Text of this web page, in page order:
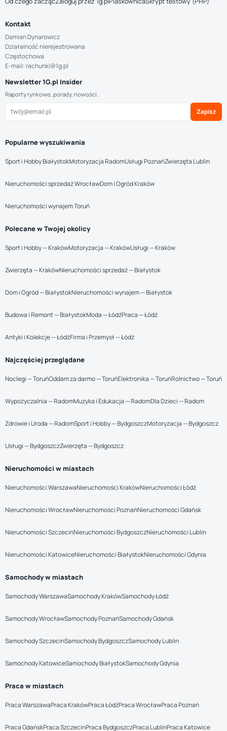
Kontakt
Damian Dynarowicz
Działalność nierejestrowana
Częstochowa
E-mail: rachunki@1g.pl
Newsletter 1G.pl Insider
Raporty rynkowe, porady, nowości.
Zapisz
Popularne wyszukiwania
Sport i Hobby BiałystokMotoryzacja RadomUsługi PoznańZwierzęta Lublin
Nieruchomości sprzedaż WrocławDom i Ogród Kraków
Nieruchomości wynajem Toruń
Polecane w Twojej okolicy
Sport i Hobby — KrakówMotoryzacja — KrakówUsługi — Kraków
Zwierzęta — KrakówNieruchomości sprzedaż — Białystok
Dom i Ogród — BiałystokNieruchomości wynajem — Białystok
Budowa i Remont — BiałystokModa — ŁódźPraca — Łódź
Antyki i Kolekcje — ŁódźFirma i Przemysł — Łódź
Najczęściej przeglądane
Noclegi — ToruńOddam za darmo — ToruńElektronika — ToruńRolnictwo — Toruń
Wypożyczalnia — RadomMuzyka i Edukacja — RadomDla Dzieci — Radom
Zdrowie i Uroda — RadomSport i Hobby — BydgoszczMotoryzacja — Bydgoszcz
Usługi — BydgoszczZwierzęta — Bydgoszcz
Nieruchomości w miastach
Nieruchomości WarszawaNieruchomości KrakówNieruchomości Łódź
Nieruchomości WrocławNieruchomości PoznańNieruchomości Gdańsk
Nieruchomości SzczecinNieruchomości BydgoszczNieruchomości Lublin
Nieruchomości KatowiceNieruchomości BiałystokNieruchomości Gdynia
Samochody w miastach
Samochody WarszawaSamochody KrakówSamochody Łódź
Samochody WrocławSamochody PoznańSamochody Gdańsk
Samochody SzczecinSamochody BydgoszczSamochody Lublin
Samochody KatowiceSamochody BiałystokSamochody Gdynia
Praca w miastach
Praca WarszawaPraca KrakówPraca ŁódźPraca WrocławPraca Poznań
Praca GdańskPraca SzczecinPraca BydgoszczPraca LublinPraca Katowice